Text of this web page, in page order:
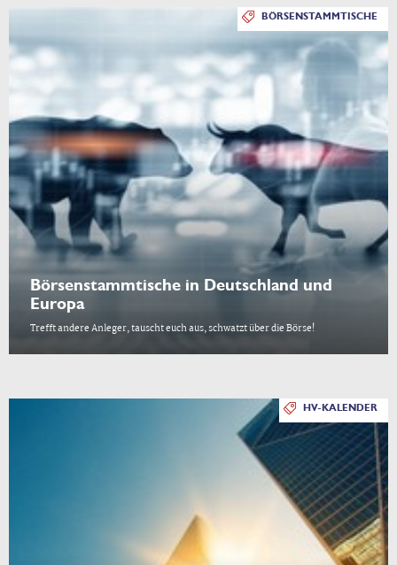
BÖRSENSTAMMTISCHE
Börsenstammtische in Deutschland und
Europa
Trefft andere Anleger, tauscht euch aus, schwatzt über die Börse!
HV-KALENDER